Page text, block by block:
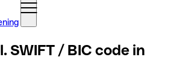
SWIFT / BIC code in